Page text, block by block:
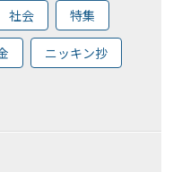
社会 特集
ニッキン抄